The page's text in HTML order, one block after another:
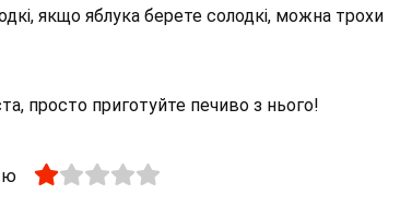
якщо яблука берете солодкі, можна трохи
просто приготуйте печиво з нього!